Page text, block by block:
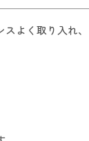
スよく取り入れ、